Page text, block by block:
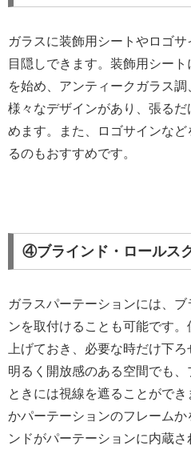
ガラスに装飾用シートやロゴ
目隠しできます。装飾用シー
を始め、アンティークガラス
様々なデザインがあり、張る
めます。また、ロゴサインな
るのもおすすめです。
④ブラインド・ロールス
ガラスパーテーションには、
ンを取付けることも可能です
上げておき、必要な時だけ下
明るく開放感のある空間でも
ときには視線を遮ることがで
かパーテーションのフレーム
ンドがパーテーションに内蔵